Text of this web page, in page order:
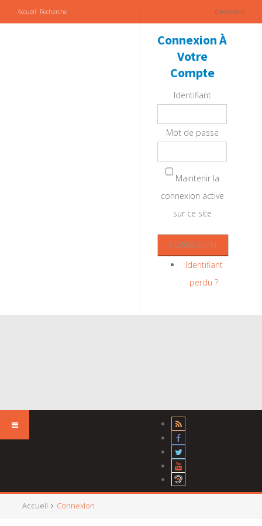
Accueil Recherche Connexion
Connexion À
Votre
Compte
Identifiant
Mot de passe
Maintenir la
connexion active
sur ce site
Identifiant
perdu ?
Accueil Connexion